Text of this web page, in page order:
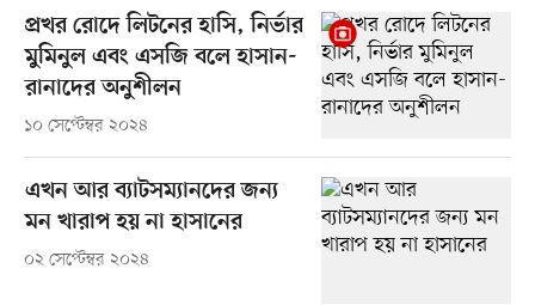
প্রখর রোদে লিটনের হাসি, নির্ভার
মুমিনুল এবং এসজি বলে হাসান-
রানাদের অনুশীলন
১০ সেপ্টেম্বর ২০২৪
এখন আর ব্যাটসম্যানদের জন্য
মন খারাপ হয় না হাসানের
০২ সেপ্টেম্বর ২০২৪